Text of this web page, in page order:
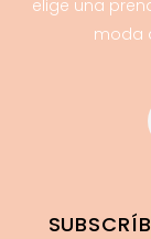
elige una
moda